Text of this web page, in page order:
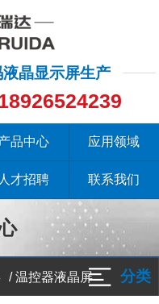
晶显示屏生产
品中心 应用领域
人才招聘 联系我们
/温控器液晶屏 分类